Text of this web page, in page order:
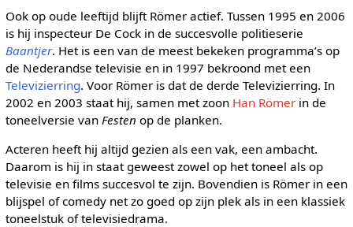
Ook op oude leeftijd blijft Römer actief. Tussen 1995 en 2006
is hij inspecteur De Cock in de succesvolle politieserie
Baantjer. Het is een van de meest bekeken programma’s op
de Nederandse televisie en in 1997 bekroond met een
Televizierring. Voor Römer is dat de derde Televizierring. In
2002 en 2003 staat hij, samen met zoon Han Römerin de
toneelversie van Festen op de planken.
Acteren heeft hij altijd gezien als een vak, een ambacht.
Daarom is hij in staat geweest zowel op het toneel als op
televisie en films succesvol te zijn. Bovendien is Römer in een
blijspel of comedy net zo goed op zijn plek als in een klassiek
toneelstuk of televisiedrama.